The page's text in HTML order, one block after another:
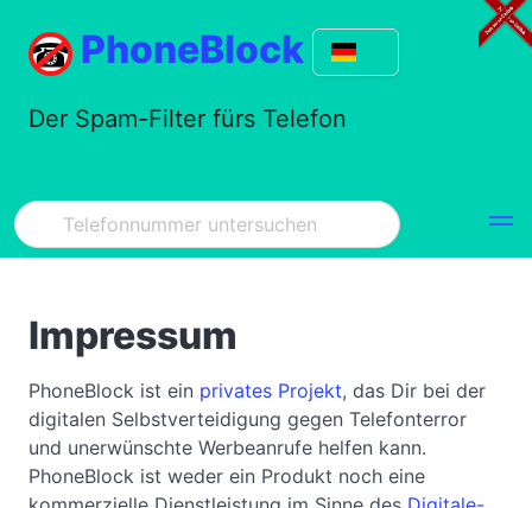
PhoneBlock
Der Spam-Filter fürs Telefon
Impressum
PhoneBlock ist ein privates Projekt, das Dir bei der
digitalen Selbstverteidigung gegen Telefonterror
und unerwünschte Werbeanrufe helfen kann.
PhoneBlock ist weder ein Produkt noch eine